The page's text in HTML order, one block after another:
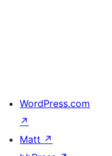
WordPress.com
↗
Matt ↗